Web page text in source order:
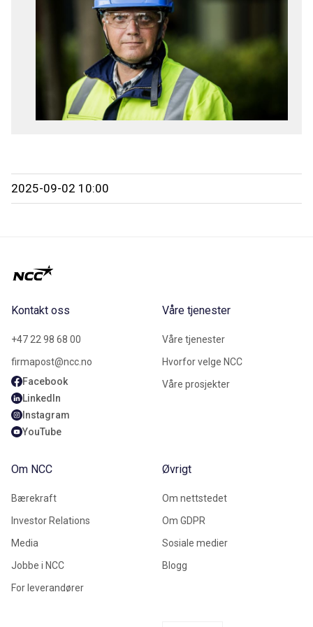
2025-09-02 10:00
Kontakt oss
+47 22 98 68 00
firmapost@ncc.no
Facebook
LinkedIn
Instagram
YouTube
Våre tjenester
Våre tjenester
Hvorfor velge NCC
Våre prosjekter
Om NCC
Bærekraft
Investor Relations
Media
Jobbe i NCC
For leverandører
Øvrigt
Om nettstedet
Om GDPR
Sosiale medier
Blogg